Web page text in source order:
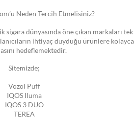
Neden Tercih Etmelisiniz?
dünyasında öne çıkan markaları tek
ihtiyaç duyduğu ürünlere kolayca
hedeflemektedir.
Sitemizde;
Vozol Puff
IQOS Iluma
IQOS 3 DUO
TEREA